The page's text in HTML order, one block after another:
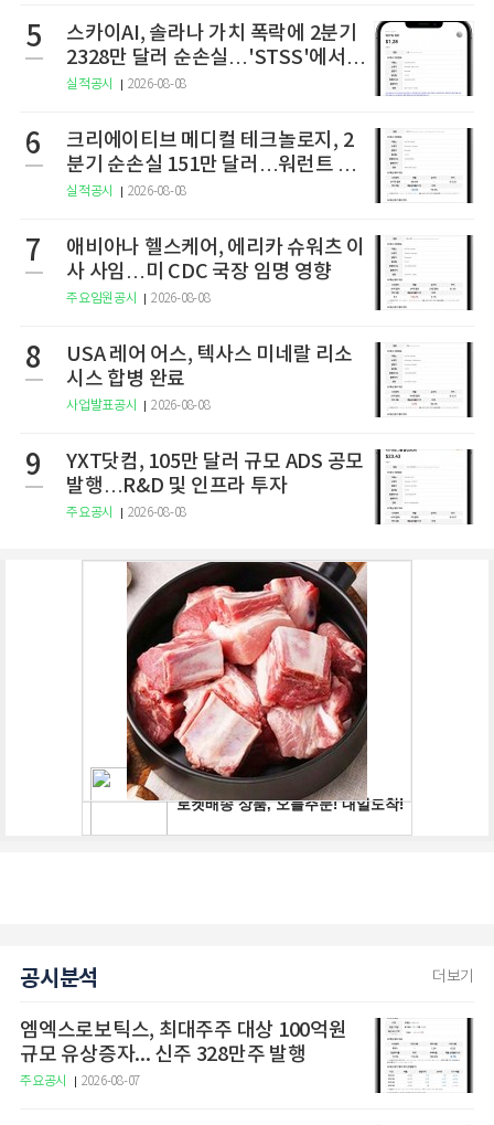
5
스카이AI, 솔라나 가치 폭락에 2분기
2328만 달러 순손실…'STSS'에서
사명·티커 변경 완료
실적공시 2026-08-08
6
크리에이티브 메디컬 테크놀로지, 2
분기 순손실 151만 달러…워런트 행
사로 446만 달러 조달
실적공시 2026-08-08
7
애비아나 헬스케어, 에리카 슈워츠 이
사 사임…미 CDC 국장 임명 영향
주요임원공시 2026-08-08
8
USA 레어 어스, 텍사스 미네랄 리소
시스 합병 완료
사업발표공시 2026-08-08
9
YXT닷컴, 105만 달러 규모 ADS 공모
발행…R&D 및 인프라 투자
주요공시 2026-08-08
공시분석 더보기
엠엑스로보틱스, 최대주주 대상 100억원
규모 유상증자... 신주 328만주 발행
주요공시 2026-08-07